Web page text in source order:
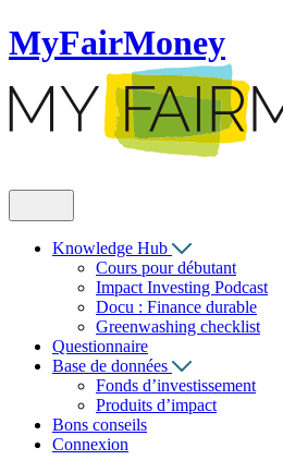
MyFairMoney
Knowledge Hub
Cours pour débutant
Impact Investing Podcast
Docu : Finance durable
Greenwashing checklist
Questionnaire
Base de données
Fonds d’investissement
Produits d’impact
Bons conseils
Connexion